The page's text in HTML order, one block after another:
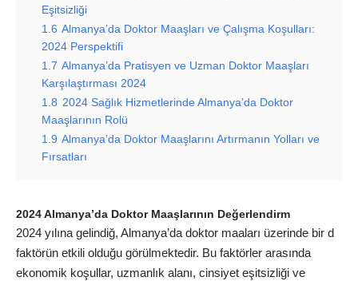
Eşitsizliği
1.6 Almanya’da Doktor Maaşları ve Çalışma Koşulları:
2024 Perspektifi
1.7 Almanya’da Pratisyen ve Uzman Doktor Maaşları
Karşılaştırması 2024
1.8 2024 Sağlık Hizmetlerinde Almanya’da Doktor
Maaşlarının Rolü
1.9 Almanya’da Doktor Maaşlarını Artırmanın Yolları ve
Fırsatları
2024 Almanya’da Doktor Maaşlarının Değerlendirm
2024 yılına gelindiğ, Almanya’da doktor maaları üzerinde bir d
faktörün etkili olduğu görülmektedir. Bu faktörler arasında
ekonomik koşullar, uzmanlık alanı, cinsiyet eşitsizliği ve